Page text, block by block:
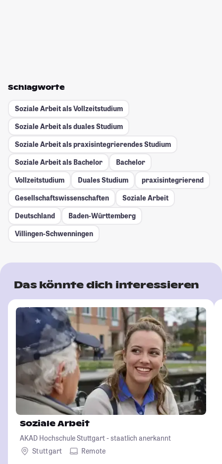
Schlagworte
Soziale Arbeit als Vollzeitstudium
Soziale Arbeit als duales Studium
Soziale Arbeit als praxisintegrierendes Studium
Soziale Arbeit als Bachelor
Bachelor
Vollzeitstudium
Duales Studium
praxisintegrierend
Gesellschafts­wissenschaften
Soziale Arbeit
Deutschland
Baden-Württemberg
Villingen-Schwenningen
Das könnte dich interessieren
Soziale Arbeit
AKAD Hochschule Stuttgart - staatlich anerkannt
Stuttgart
Remote